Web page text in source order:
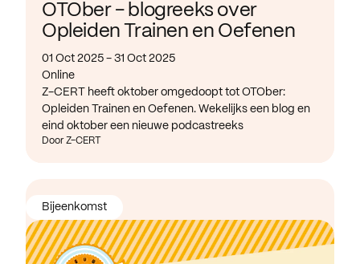
OTOber - blogreeks over
Opleiden Trainen en Oefenen
01 Oct 2025 - 31 Oct 2025
Online
Z-CERT heeft oktober omgedoopt tot OTOber:
Opleiden Trainen en Oefenen. Wekelijks een blog en
eind oktober een nieuwe podcastreeks
Door Z-CERT
Bijeenkomst